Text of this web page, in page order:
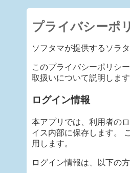
プライバシーポ
ソフタマが提供するソラ
このプライバシーポリシ
取扱いについて説明します
ログイン情報
本アプリでは、利用者の
イス内部に保存します。
用します。
ログイン情報は、以下の